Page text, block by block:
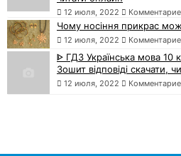
12 июля, 2022
Чому носіння прикрас
12 июля, 2022
ᐈ ГДЗ Українська мова
Зошит відповіді скачати,
12 июля, 2022